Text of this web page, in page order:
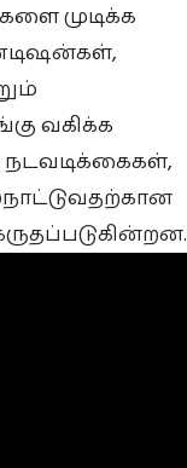
முடிக்க
வகிக்க
நடவடிக்கைகள்,